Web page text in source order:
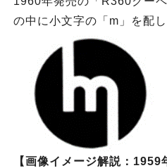
の中に小文字の「m」を配
【画像イメージ解説：1959